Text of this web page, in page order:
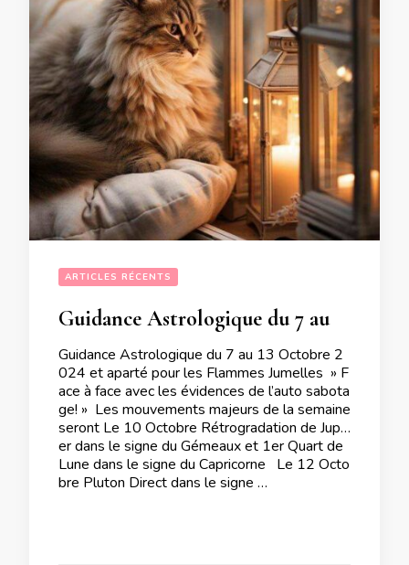
ARTICLES RÉCENTS
Guidance Astrologique du 7 au 13 Octobre 2
024 et aparté pour les Flammes Jumelles » F
ace à face avec les évidences de l’auto sabota
ge! » Les mouvements majeurs de la semaine
seront Le 10 Octobre Rétrogradation de Jupit
er dans le signe du Gémeaux et 1er Quart de
Lune dans le signe du Capricorne Le 12 Octo
bre Pluton Direct dans le signe …